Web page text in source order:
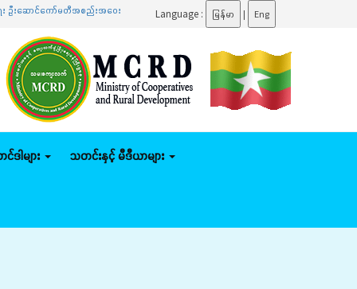
ဆောင်ကော်မတီအစည်းအဝေးသို့ တက်ရောက် .......ပြည်ထောင်စုဝန်ကြီး ဦးမျိုးဇော်သိမ်း နေပြည်တ
Language : မြန်မာ | Eng
ါများ သတင်းနှင့် မီဒီယာများ